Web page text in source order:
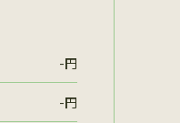
-円
-円